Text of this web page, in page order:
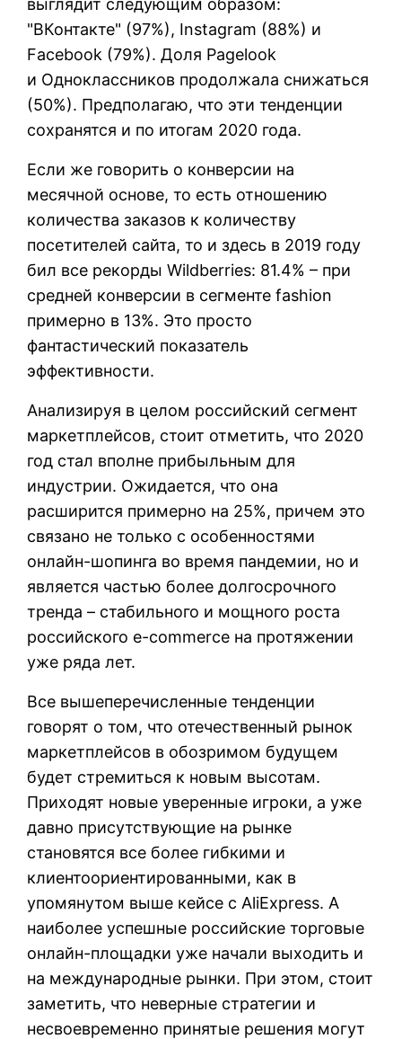
"ВКонтакте" (97%), Instagram (88%) и
Facebook (79%). Доля Pagelook
и Одноклассников продолжала снижаться
(50%). Предполагаю, что эти тенденции
сохранятся и по итогам 2020 года.
Если же говорить о конверсии на
месячной основе, то есть отношению
количества заказов к количеству
посетителей сайта, то и здесь в 2019 году
бил все рекорды Wildberries: 81.4% – при
средней конверсии в сегменте fashion
примерно в 13%. Это просто
фантастический показатель
эффективности.
Анализируя в целом российский сегмент
маркетплейсов, стоит отметить, что 2020
год стал вполне прибыльным для
индустрии. Ожидается, что она
расширится примерно на 25%, причем это
связано не только с особенностями
онлайн-шопинга во время пандемии, но и
является частью более долгосрочного
тренда – стабильного и мощного роста
российского e-commerce на протяжении
уже ряда лет.
Все вышеперечисленные тенденции
говорят о том, что отечественный рынок
маркетплейсов в обозримом будущем
будет стремиться к новым высотам.
Приходят новые уверенные игроки, а уже
давно присутствующие на рынке
становятся все более гибкими и
клиентоориентированными, как в
упомянутом выше кейсе с AliExpress. А
наиболее успешные российские торговые
онлайн-площадки уже начали выходить и
на международные рынки. При этом, стоит
заметить, что неверные стратегии и
несвоевременно принятые решения могут